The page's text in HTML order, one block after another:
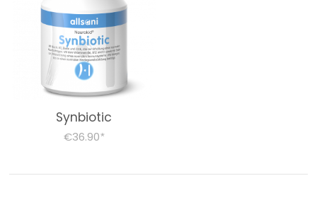
Synbiotic
€36.90*